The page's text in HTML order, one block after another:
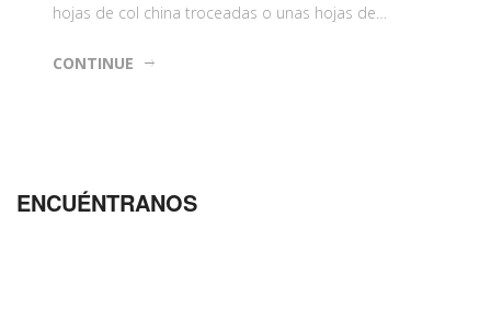
hojas de col china troceadas o unas hojas de…
CONTINUE
ENCUÉNTRANOS